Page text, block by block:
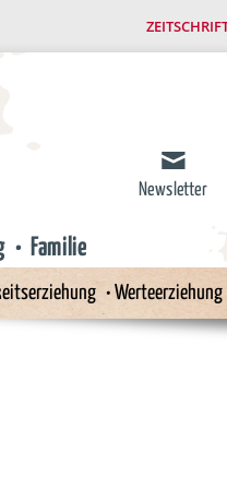
Newsletter
Familie
Werteerziehung